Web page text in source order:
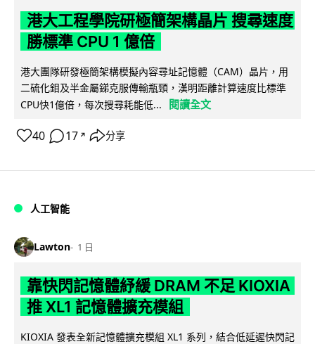
港大工程學院研極簡架構晶片 搜尋速度
勝標準 CPU 1 億倍
港大團隊研發極簡架構模擬內容尋址記憶體（CAM）晶片，用
二硫化鉬及半金屬銻克服傳輸瓶頸，漢明距離計算速度比標準
CPU快1億倍，每次搜尋耗能低...
閱讀全文
40 17 ↗ 分享
人工智能
Lawton 1 日
靠快閃記憶體紓緩 DRAM 不足 KIOXIA
推 XL1 記憶體擴充模組
KIOXIA 發表全新記憶體擴充模組 XL1 系列，結合低延遲快閃記